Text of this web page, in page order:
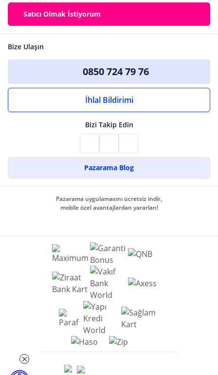
Satıcı Olmak İstiyorum
Bize Ulaşın
0850 724 79 76
İhlal Bildirimi
Bizi Takip Edin
Pazarama Blog
Pazarama uygulamasını ücretsiz indir,
mobile özel avantajlardan yararlan!